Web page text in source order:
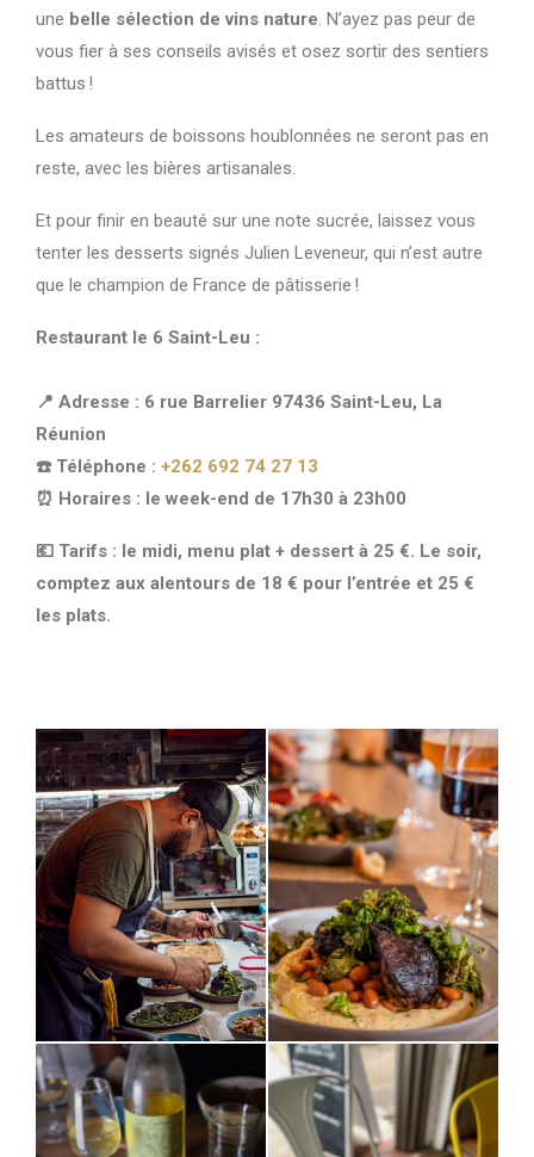
une belle sélection de vins nature. N’ayez pas peur de
vous fier à ses conseils avisés et osez sortir des sentiers
battus !
Les amateurs de boissons houblonnées ne seront pas en
reste, avec les bières artisanales.
Et pour finir en beauté sur une note sucrée, laissez vous
tenter les desserts signés Julien Leveneur, qui n’est autre
que le champion de France de pâtisserie !
Restaurant le 6 Saint-Leu :
📍 Adresse : 6 rue Barrelier 97436 Saint-Leu, La
Réunion
☎️ Téléphone : +262 692 74 27 13
⏰ Horaires : le week-end de 17h30 à 23h00
💶 Tarifs : le midi, menu plat + dessert à 25 €. Le soir,
comptez aux alentours de 18 € pour l’entrée et 25 €
les plats.